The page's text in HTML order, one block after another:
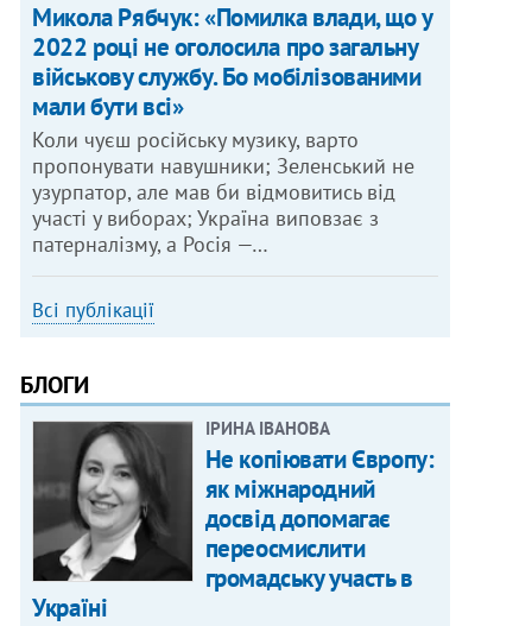
Микола Рябчук: «Помилка влади, що у
2022 році не оголосила про загальну
військову службу. Бо мобілізованими
мали бути всі»
Коли чуєш російську музику, варто
пропонувати навушники; Зеленський не
узурпатор, але мав би відмовитись від
участі у виборах; Україна виповзає з
патерналізму, а Росія —…
Всі публікації
БЛОГИ
ІРИНА ІВАНОВА
Не копіювати Європу:
як міжнародний
досвід допомагає
переосмислити
громадську участь в
Україні